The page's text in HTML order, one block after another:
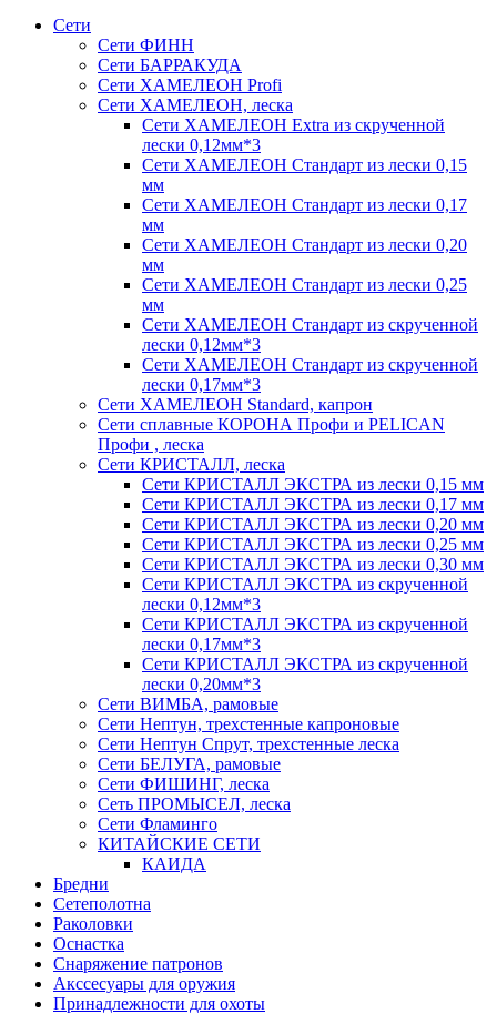
Сети
Сети ФИНН
Сети БАРРАКУДА
Сети ХАМЕЛЕОН Profi
Сети ХАМЕЛЕОН, леска
Сети ХАМЕЛЕОН Extra из скрученной
лески 0,12мм*3
Сети ХАМЕЛЕОН Стандарт из лески 0,15
мм
Сети ХАМЕЛЕОН Стандарт из лески 0,17
мм
Сети ХАМЕЛЕОН Стандарт из лески 0,20
мм
Сети ХАМЕЛЕОН Стандарт из лески 0,25
мм
Сети ХАМЕЛЕОН Стандарт из скрученной
лески 0,12мм*3
Сети ХАМЕЛЕОН Стандарт из скрученной
лески 0,17мм*3
Сети ХАМЕЛЕОН Standard, капрон
Сети сплавные КОРОНА Профи и PELICAN
Профи , леска
Сети КРИСТАЛЛ, леска
Сети КРИСТАЛЛ ЭКСТРА из лески 0,15 мм
Сети КРИСТАЛЛ ЭКСТРА из лески 0,17 мм
Сети КРИСТАЛЛ ЭКСТРА из лески 0,20 мм
Сети КРИСТАЛЛ ЭКСТРА из лески 0,25 мм
Сети КРИСТАЛЛ ЭКСТРА из лески 0,30 мм
Сети КРИСТАЛЛ ЭКСТРА из скрученной
лески 0,12мм*3
Сети КРИСТАЛЛ ЭКСТРА из скрученной
лески 0,17мм*3
Сети КРИСТАЛЛ ЭКСТРА из скрученной
лески 0,20мм*3
Сети ВИМБА, рамовые
Сети Нептун, трехстенные капроновые
Сети Нептун Спрут, трехстенные леска
Сети БЕЛУГА, рамовые
Сети ФИШИНГ, леска
Сеть ПРОМЫСЕЛ, леска
Сети Фламинго
КИТАЙСКИЕ СЕТИ
КАИДА
Бредни
Сетеполотна
Раколовки
Оснастка
Снаряжение патронов
Акссесуары для оружия
Принадлежности для охоты